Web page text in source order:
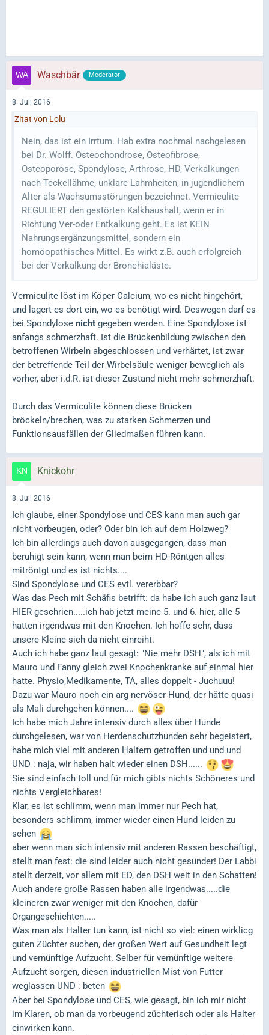
Waschbär Moderator
8. Juli 2016
Zitat von Lolu
Nein, das ist ein Irrtum. Hab extra nochmal nachgelesen
bei Dr. Wolff. Osteochondrose, Osteofibrose,
Osteoporose, Spondylose, Arthrose, HD, Verkalkungen
nach Teckellähme, unklare Lahmheiten, in jugendlichem
Alter als Wachsumsstörungen bezeichnet. Vermiculite
REGULIERT den gestörten Kalkhaushalt, wenn er in
Richtung Ver-oder Entkalkung geht. Es ist KEIN
Nahrungsergänzungsmittel, sondern ein
homöopathisches Mittel. Es wirkt z.B. auch erfolgreich
bei der Verkalkung der Bronchialäste.
Vermiculite löst im Köper Calcium, wo es nicht hingehört,
und lagert es dort ein, wo es benötigt wird. Deswegen darf es
bei Spondylose nicht gegeben werden. Eine Spondylose ist
anfangs schmerzhaft. Ist die Brückenbildung zwischen den
betroffenen Wirbeln abgeschlossen und verhärtet, ist zwar
der betreffende Teil der Wirbelsäule weniger beweglich als
vorher, aber i.d.R. ist dieser Zustand nicht mehr schmerzhaft.
Durch das Vermiculite können diese Brücken
bröckeln/brechen, was zu starken Schmerzen und
Funktionsausfällen der Gliedmaßen führen kann.
Knickohr
8. Juli 2016
Ich glaube, einer Spondylose und CES kann man auch gar
nicht vorbeugen, oder? Oder bin ich auf dem Holzweg?
Ich bin allerdings auch davon ausgegangen, dass man
beruhigt sein kann, wenn man beim HD-Röntgen alles
mitröntgt und es ist nichts....
Sind Spondylose und CES evtl. vererbbar?
Was das Pech mit Schäfis betrifft: da habe ich auch ganz laut
HIER geschrien.....ich hab jetzt meine 5. und 6. hier, alle 5
hatten irgendwas mit den Knochen. Ich hoffe sehr, dass
unsere Kleine sich da nicht einreiht.
Auch ich habe ganz laut gesagt: "Nie mehr DSH", als ich mit
Mauro und Fanny gleich zwei Knochenkranke auf einmal hier
hatte. Physio,Medikamente, TA, alles doppelt - Juchuuu!
Dazu war Mauro noch ein arg nervöser Hund, der hätte quasi
als Mali durchgehen können....
Ich habe mich Jahre intensiv durch alles über Hunde
durchgelesen, war von Herdenschutzhunden sehr begeistert,
habe mich viel mit anderen Haltern getroffen und und und
UND : naja, wir haben halt wieder einen DSH......
Sie sind einfach toll und für mich gibts nichts Schöneres und
nichts Vergleichbares!
Klar, es ist schlimm, wenn man immer nur Pech hat,
besonders schlimm, immer wieder einen Hund leiden zu
sehen
aber wenn man sich intensiv mit anderen Rassen beschäftigt,
stellt man fest: die sind leider auch nicht gesünder! Der Labbi
stellt derzeit, vor allem mit ED, den DSH weit in den Schatten!
Auch andere große Rassen haben alle irgendwas.....die
kleineren zwar weniger mit den Knochen, dafür
Organgeschichten.....
Was man als Halter tun kann, ist nicht so viel: einen wirklicg
guten Züchter suchen, der großen Wert auf Gesundheit legt
und vernünftige Aufzucht. Selber für vernünftige weitere
Aufzucht sorgen, diesen industriellen Mist von Futter
weglassen UND : beten
Aber bei Spondylose und CES, wie gesagt, bin ich mir nicht
im Klaren, ob man da vorbeugend züchterisch oder als Halter
einwirken kann.